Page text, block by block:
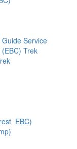
Service
Trek
EBC)